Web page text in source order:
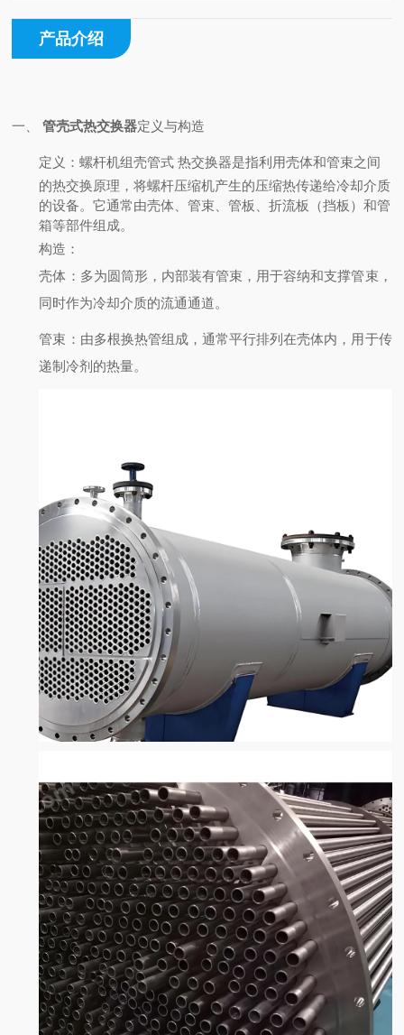
产品介绍
一、管壳式热交换器定义与构造
定义 ：螺杆机组壳管式 热交换器是指利用壳体和管束之间
的热交换原理，将螺杆压缩机产生的压缩热传递给冷却介质
的设备。它通常由壳体、管束、管板、折流板（挡板）和管
箱等部件组成。
构造 ：
壳体 ：多为圆筒形，内部装有管束，用于容纳和支撑管束，
同时作为冷却介质的流通通道。
管束 ：由多根换热管组成，通常平行排列在壳体内，用于传
递制冷剂的热量。